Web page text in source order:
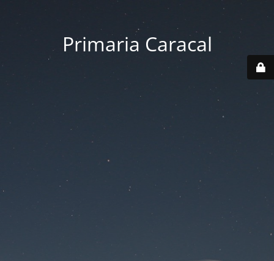
Primaria Caracal